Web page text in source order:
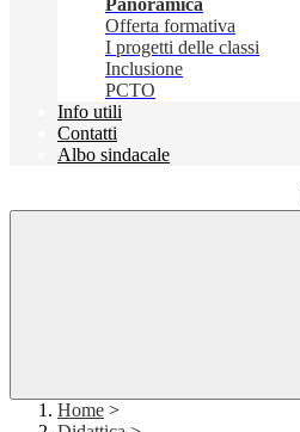
Panoramica
Offerta formativa
I progetti delle classi
Inclusione
PCTO
Info utili
Contatti
Albo sindacale
Home >